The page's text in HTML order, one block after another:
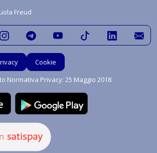
Freud
Cookie
Normativa Privacy: 25 Maggio 2018